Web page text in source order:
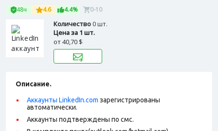
48ч 4.6 4.4% 0-10
Количество0 шт.
Цена за 1 шт.
от40,70 $
Описание.
Аккаунты LinkedIn.com зарегистрированы
автоматически.
Аккаунты подтверждены по смс.